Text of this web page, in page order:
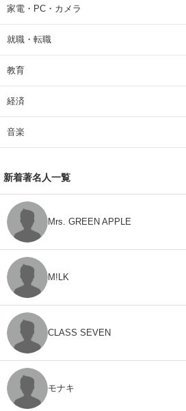
家電・PC・カメラ
就職・転職
教育
経済
音楽
新着著名人一覧
Mrs. GREEN APPLE
M!LK
CLASS SEVEN
モナキ